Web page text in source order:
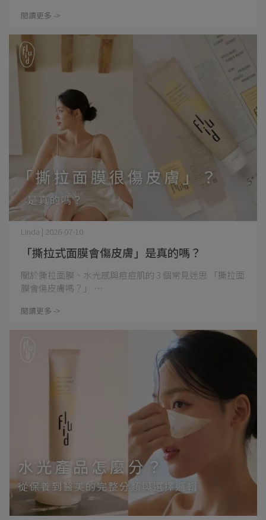
閱讀更多 ->
「撕拉式面膜會傷皮膚」是真的嗎？
Linda | 2026-07-10
關於撕拉面膜、水光感與痘痘肌的 3 個常見迷思 「撕拉面
膜會傷皮膚嗎？」 ⋯
閱讀更多 ->